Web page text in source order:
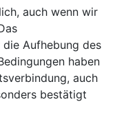
auch wenn wir
Aufhebung des
haben
auch
bestätigt